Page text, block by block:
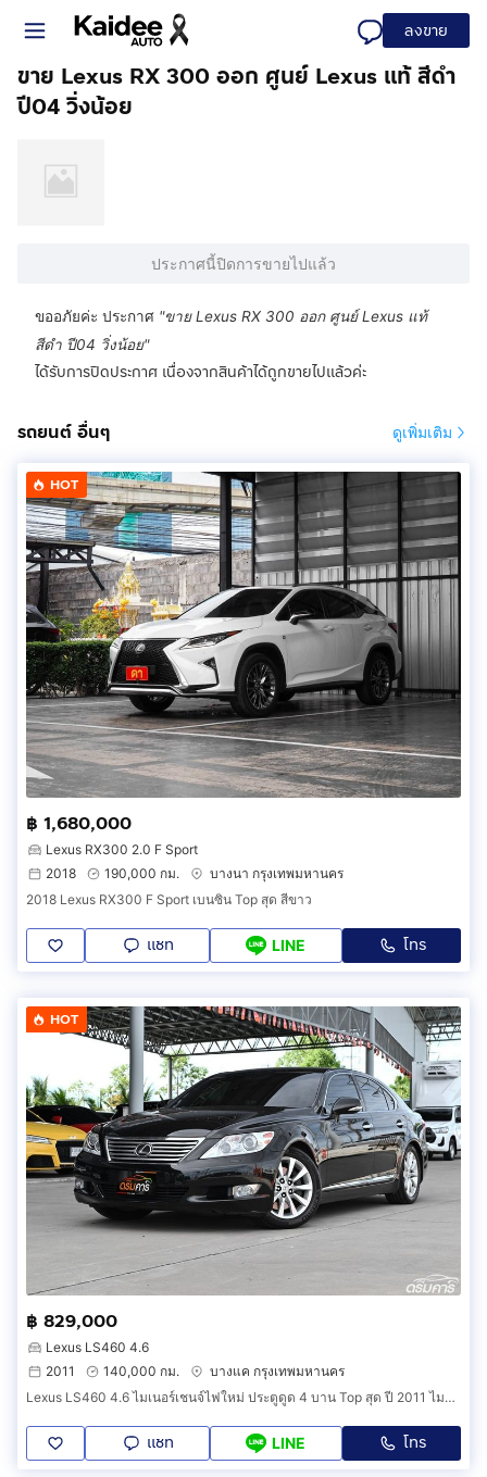
ลงขาย
ขาย Lexus RX 300 ออก ศูนย์ Lexus แท้ สีดำ
ปี04 วิ่งน้อย
ประกาศนี้ปิดการขายไปแล้ว
ขออภัยค่ะ ประกาศ "ขาย Lexus RX 300 ออก ศูนย์ Lexus แท้
สีดำ ปี04 วิ่งน้อย"
ได้รับการปิดประกาศ เนื่องจากสินค้าได้ถูกขายไปแล้วค่ะ
รถยนต์ อื่นๆ ดูเพิ่มเติม
HOT
฿ 1,680,000
Lexus RX300 2.0 F Sport
2018
190,000 กม.
บางนา กรุงเทพมหานคร
2018 Lexus RX300 F Sport เบนซิน Top สุด สีขาว
แชท LINE โทร
HOT
฿ 829,000
Lexus LS460 4.6
2011
140,000 กม.
บางแค กรุงเทพมหานคร
Lexus LS460 4.6 ไมเนอร์เชนจ์ไฟใหม่ ประตูดูด 4 บาน Top สุด ปี 2011 ไมล์แท้ 140,000 กม. รหัสสินค้า HCGE
แชท LINE โทร